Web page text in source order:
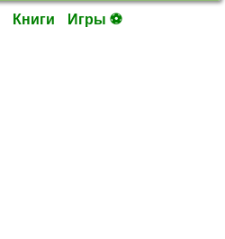
Книги Игры ⚽